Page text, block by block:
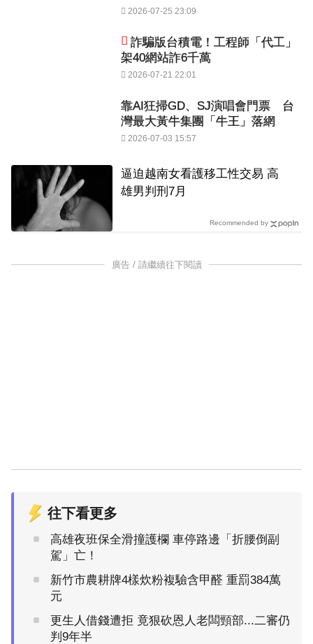
2026-07-25 23:09
詐騙版台積電！工程師「代工」
架40網站詐6千萬
2026-07-21 22:01
靠AI狂掃GD、SJ演唱會門票 台
灣最大黃牛集團「牛王」落網
2026-07-03 15:57
逼迫越南女看護移工性交易 高
雄男判刑7月
Recommended by
廣告 / 請繼續往下閱讀
往下看更多
高雄夜班保全滑撞護欄 車停路邊「折腰倒副
駕」亡！
新竹市農耕牌4樣炊粉複驗含甲醛 重罰384萬
元
更生人借錢遭拒 竟狠砍恩人老闆頸部...二審仍
判9年半